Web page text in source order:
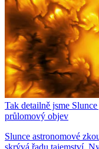
Tak detailně jsme
průlomový objev
Slunce astronomové